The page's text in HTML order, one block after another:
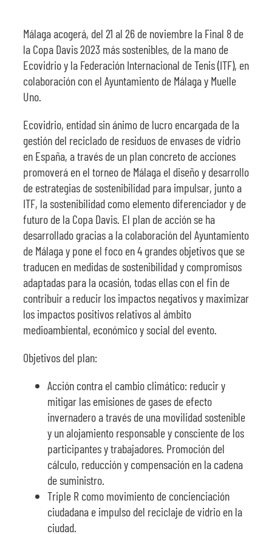
Málaga acogerá, del 21 al 26 de noviembre la Final 8 de
la Copa Davis 2023 más sostenibles, de la mano de
Ecovidrio y la Federación Internacional de Tenis (ITF), en
colaboración con el Ayuntamiento de Málaga y Muelle
Uno.
Ecovidrio, entidad sin ánimo de lucro encargada de la
gestión del reciclado de residuos de envases de vidrio
en España, a través de un plan concreto de acciones
promoverá en el torneo de Málaga el diseño y desarrollo
de estrategias de sostenibilidad para impulsar, junto a
ITF, la sostenibilidad como elemento diferenciador y de
futuro de la Copa Davis. El plan de acción se ha
desarrollado gracias a la colaboración del Ayuntamiento
de Málaga y pone el foco en 4 grandes objetivos que se
traducen en medidas de sostenibilidad y compromisos
adaptadas para la ocasión, todas ellas con el fin de
contribuir a reducir los impactos negativos y maximizar
los impactos positivos relativos al ámbito
medioambiental, económico y social del evento.
Objetivos del plan:
Acción contra el cambio climático: reducir y
mitigar las emisiones de gases de efecto
invernadero a través de una movilidad sostenible
y un alojamiento responsable y consciente de los
participantes y trabajadores. Promoción del
cálculo, reducción y compensación en la cadena
de suministro.
Triple R como movimiento de concienciación
ciudadana e impulso del reciclaje de vidrio en la
ciudad.